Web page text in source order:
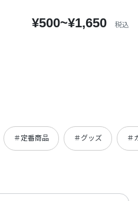
¥500~¥1,650 税込
＃定番商品 ＃グッズ ＃